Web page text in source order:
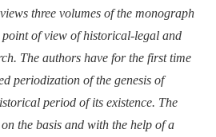
three volumes of the monograph
of view of historical-legal and
The authors have for the first time
periodization of the genesis of
period of its existence. The
the basis and with the help of a